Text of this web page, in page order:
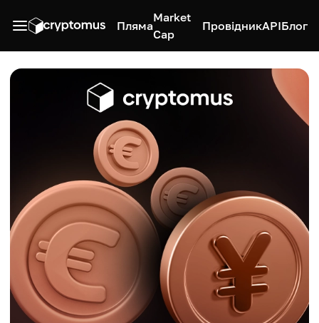
Пляма
Market
Cap
ПровідникAPIБлог